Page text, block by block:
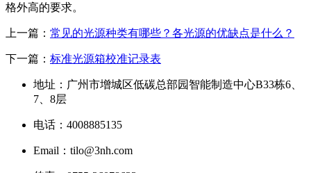
格外高的要求。
上一篇： 常见的光源种类有哪些？各光源的优缺点是什么？
下一篇： 标准光源箱校准记录表
地址：广州市增城区低碳总部园智能制造中心B33栋6、
7、8层
电话：4008885135
Email：tilo@3nh.com